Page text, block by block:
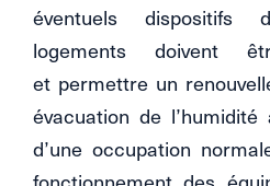
éventuels dispositifs
logements doivent
et permettre un
évacuation de
d’une occupation